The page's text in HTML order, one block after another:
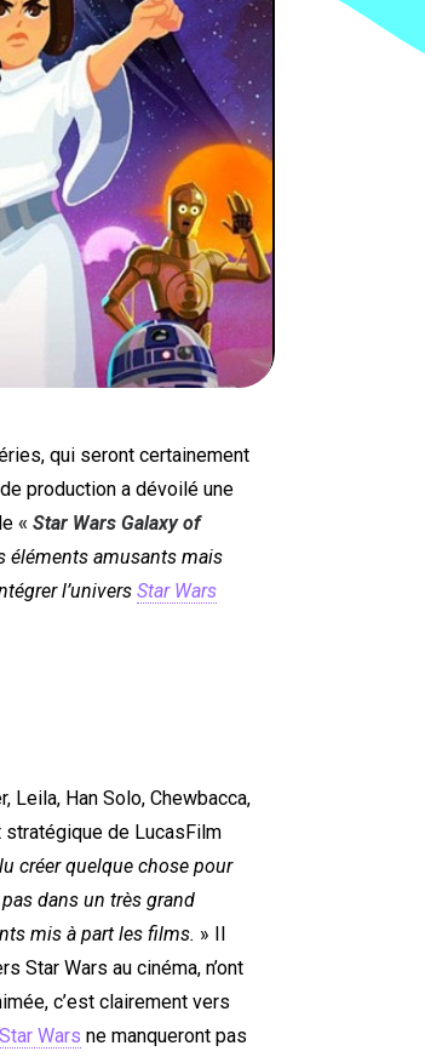
qui seront certainement
production a dévoilé une
« Star Wars Galaxy of
éléments amusants mais
l’univers Star Wars
Han Solo, Chewbacca,
de LucasFilm
créer quelque chose pour
dans un très grand
mis à part les films. » Il
Star Wars au cinéma, n’ont
c’est clairement vers
Star Wars ne manqueront pas